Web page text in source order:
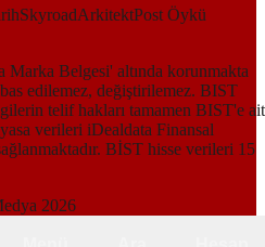
SkyroadArkitektPost Öykü
Belgesi' altında korunmakta
edilemez, değiştirilemez. BIST
telif hakları tamamen BIST'e ait
verileri iDealdata Finansal
BİST hisse verileri 15
2026
Kanunundaki amaçlar ile